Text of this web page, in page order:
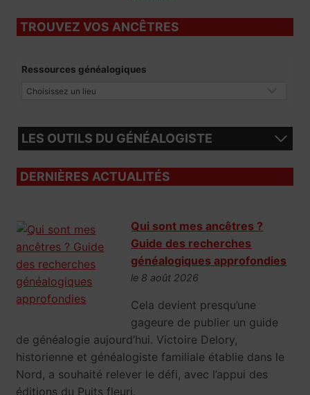
TROUVEZ VOS ANCÊTRES
Ressources généalogiques
LES OUTILS DU GÉNÉALOGISTE
DERNIÈRES ACTUALITÉS
Qui sont mes ancêtres ?
Guide des recherches
généalogiques approfondies
le 8 août 2026
Cela devient presqu’une
gageure de publier un guide
de généalogie aujourd’hui. Victoire Delory,
historienne et généalogiste familiale établie dans le
Nord, a souhaité relever le défi, avec l’appui des
éditions du Puits fleuri.